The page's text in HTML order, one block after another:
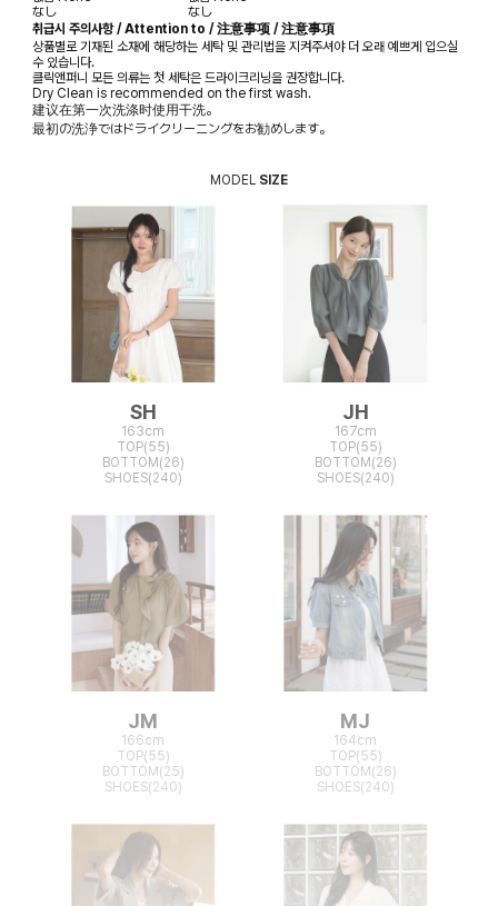
なし
なし
취급시 주의사항 / Attention to / 注意事项 / 注意事項
상품별로 기재된 소재에 해당하는 세탁 및 관리법을 지켜주셔야 더 오래 예쁘게 입으실
수 있습니다.
클릭앤퍼니 모든 의류는 첫 세탁은 드라이크리닝을 권장합니다.
Dry Clean is recommended on the first wash.
建议在第一次洗涤时使用干洗。
最初の洗浄ではドライクリーニングをお勧めします。
MODEL SIZE
SH
163cm
TOP(55)
BOTTOM(26)
SHOES(240)
JH
167cm
TOP(55)
BOTTOM(26)
SHOES(240)
JM
166cm
TOP(55)
BOTTOM(25)
SHOES(240)
MJ
164cm
TOP(55)
BOTTOM(26)
SHOES(240)